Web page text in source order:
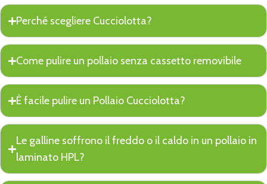
Perché scegliere Cucciolotta?
Come pulire un pollaio senza cassetto removibile
È facile pulire un Pollaio Cucciolotta?
Le galline soffrono il freddo o il caldo in un pollaio in
laminato HPL?